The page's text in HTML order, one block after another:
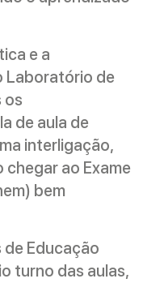
e a
Laboratório de
os
de aula de
interligação,
ao Exame
bem
de Educação
turno das aulas,